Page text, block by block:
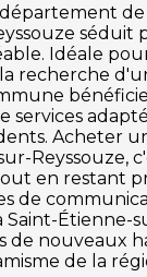
de
séduit
Idéale
recherche
services
Acheter
Reyssouze,
en restant
de
Saint-Étienne-
de nouveaux
de la